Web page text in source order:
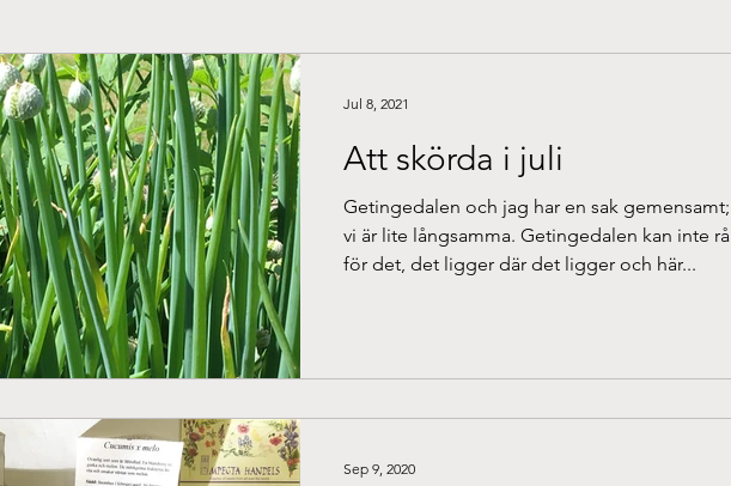
Att skörda i juli
Getingedalen och jag har en sak gemensamt;
vi är lite långsamma. Getingedalen kan inte rå
för det, det ligger där det ligger och här...
Jul 8, 2021
Sep 9, 2020